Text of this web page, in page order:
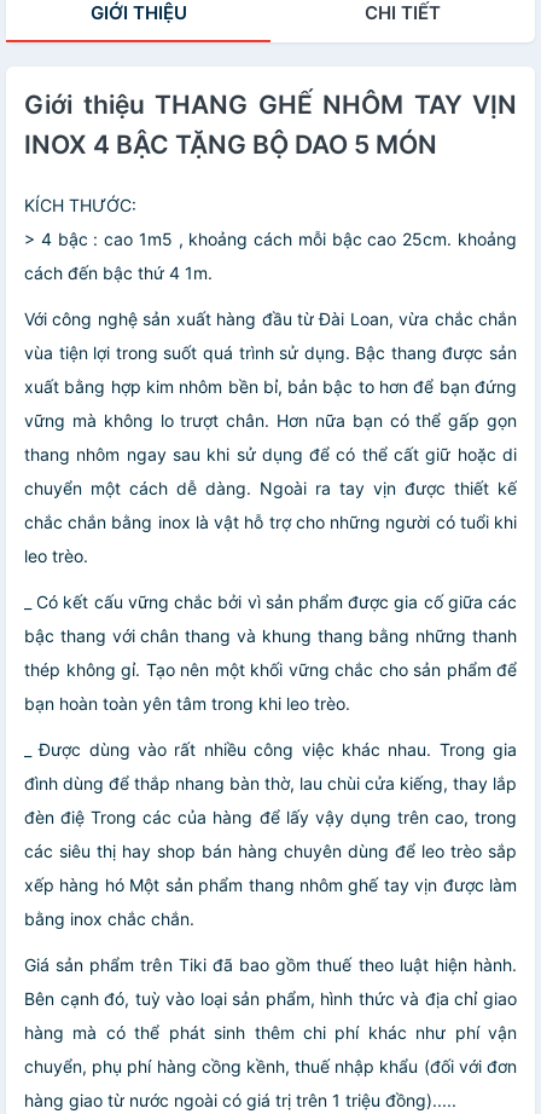
GIỚI THIỆU CHI TIẾT
Giới thiệu THANG GHẾ NHÔM TAY VỊN
INOX 4 BẬC TẶNG BỘ DAO 5 MÓN
KÍCH THƯỚC:
> 4 bậc : cao 1m5 , khoảng cách mỗi bậc cao 25cm. khoảng
cách đến bậc thứ 4 1m.
Với công nghệ sản xuất hàng đầu từ Đài Loan, vừa chắc chắn
vùa tiện lợi trong suốt quá trình sử dụng. Bậc thang được sản
xuất bằng hợp kim nhôm bền bỉ, bản bậc to hơn để bạn đứng
vững mà không lo trượt chân. Hơn nữa bạn có thể gấp gọn
thang nhôm ngay sau khi sử dụng để có thể cất giữ hoặc di
chuyển một cách dễ dàng. Ngoài ra tay vịn được thiết kế
chắc chắn bằng inox là vật hỗ trợ cho những người có tuổi khi
leo trèo.
_ Có kết cấu vững chắc bởi vì sản phẩm được gia cố giữa các
bậc thang với chân thang và khung thang bằng những thanh
thép không gỉ. Tạo nên một khối vững chắc cho sản phẩm để
bạn hoàn toàn yên tâm trong khi leo trèo.
_ Được dùng vào rất nhiều công việc khác nhau. Trong gia
đình dùng để thắp nhang bàn thờ, lau chùi cửa kiếng, thay lắp
đèn điệ Trong các của hàng để lấy vậy dụng trên cao, trong
các siêu thị hay shop bán hàng chuyên dùng để leo trèo sắp
xếp hàng hó Một sản phẩm thang nhôm ghế tay vịn được làm
bằng inox chắc chắn.
Giá sản phẩm trên Tiki đã bao gồm thuế theo luật hiện hành.
Bên cạnh đó, tuỳ vào loại sản phẩm, hình thức và địa chỉ giao
hàng mà có thể phát sinh thêm chi phí khác như phí vận
chuyển, phụ phí hàng cồng kềnh, thuế nhập khẩu (đối với đơn
hàng giao từ nước ngoài có giá trị trên 1 triệu đồng).....